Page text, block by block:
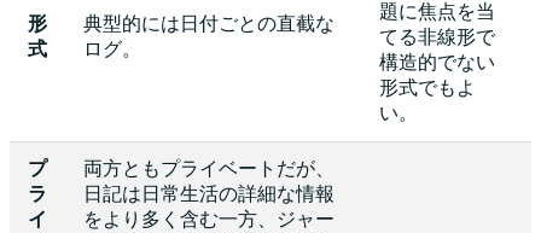
形
式
典型的には日付ごとの直截な
ログ。
題に焦点を当
てる非線形で
構造的でない
形式でもよ
い。
プ
ラ
イ
両方ともプライベートだが、
日記は日常生活の詳細な情報
をより多く含む一方、ジャー